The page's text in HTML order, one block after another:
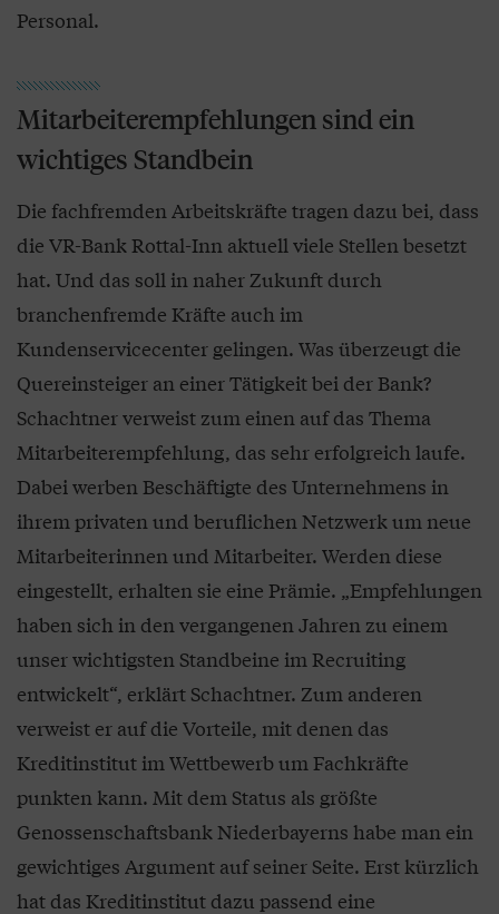
Personal.
Mitarbeiterempfehlungen sind ein
wichtiges Standbein
Die fachfremden Arbeitskräfte tragen dazu bei, dass
die VR-Bank Rottal-Inn aktuell viele Stellen besetzt
hat. Und das soll in naher Zukunft durch
branchenfremde Kräfte auch im
Kundenservicecenter gelingen. Was überzeugt die
Quereinsteiger an einer Tätigkeit bei der Bank?
Schachtner verweist zum einen auf das Thema
Mitarbeiterempfehlung, das sehr erfolgreich laufe.
Dabei werben Beschäftigte des Unternehmens in
ihrem privaten und beruflichen Netzwerk um neue
Mitarbeiterinnen und Mitarbeiter. Werden diese
eingestellt, erhalten sie eine Prämie. „Empfehlungen
haben sich in den vergangenen Jahren zu einem
unser wichtigsten Standbeine im Recruiting
entwickelt“, erklärt Schachtner. Zum anderen
verweist er auf die Vorteile, mit denen das
Kreditinstitut im Wettbewerb um Fachkräfte
punkten kann. Mit dem Status als größte
Genossenschaftsbank Niederbayerns habe man ein
gewichtiges Argument auf seiner Seite. Erst kürzlich
hat das Kreditinstitut dazu passend eine